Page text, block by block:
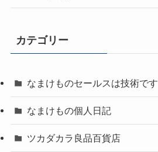
カテゴリー
なまけものセールスは技術です
なまけもの個人日記
ツカダカラ良品百貨店